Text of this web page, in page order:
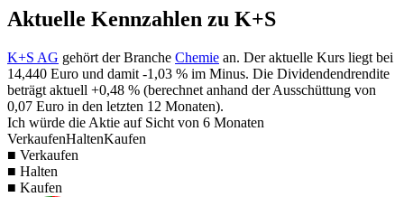
Aktuelle Kennzahlen zu K+S
K+S AG gehört der Branche Chemie an. Der aktuelle Kurs liegt bei
14,440 Euro und damit -1,03 % im Minus. Die Dividendendrendite
beträgt aktuell +0,48 % (berechnet anhand der Ausschüttung von
0,07 Euro in den letzten 12 Monaten).
Ich würde die Aktie auf Sicht von 6 Monaten
VerkaufenHaltenKaufen
■ Verkaufen
■ Halten
■ Kaufen